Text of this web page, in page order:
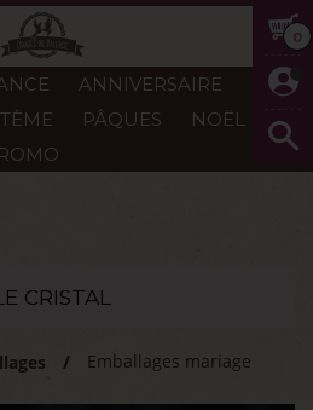
0
ANNIVERSAIRE
PÂQUES
NOËL
CRISTAL
Emballages mariage